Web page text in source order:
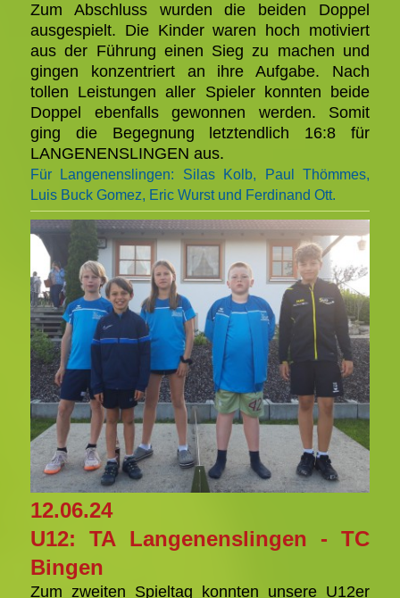
Zum Abschluss wurden die beiden Doppel
ausgespielt. Die Kinder waren hoch motiviert
aus der Führung einen Sieg zu machen und
gingen konzentriert an ihre Aufgabe. Nach
tollen Leistungen aller Spieler konnten beide
Doppel ebenfalls gewonnen werden. Somit
ging die Begegnung letztendlich 16:8 für
LANGENENSLINGEN aus.
Für Langenenslingen: Silas Kolb, Paul Thömmes,
Luis Buck Gomez, Eric Wurst und Ferdinand Ott.
12.06.24
U12: TA Langenenslingen - TC
Bingen
Zum zweiten Spieltag konnten unsere U12er